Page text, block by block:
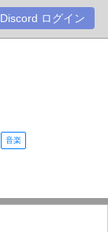
Discord ログイン
音楽